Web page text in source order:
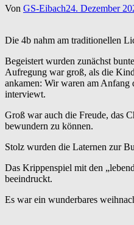
Von GS-Eibach24. Dezember
Die 4b nahm am traditionellen
Begeistert wurden zunächst
Aufregung war groß, als die
ankamen: Wir waren am Anfang
interviewt.
Groß war auch die Freude, das
bewundern zu können.
Stolz wurden die Laternen zur
Das Krippenspiel mit den
beeindruckt.
Es war ein wunderbares